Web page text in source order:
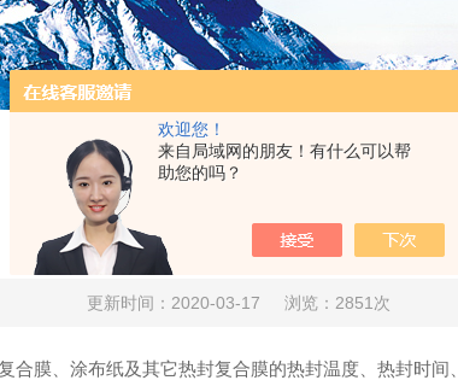
欢迎您！
来自局域网的朋友！有什么可以帮
助您的吗？
热封试验仪使用注意事项
更新时间：2020-03-17 浏览：2851次
膜、涂布纸及其它热封复合膜的热封温度、热封时